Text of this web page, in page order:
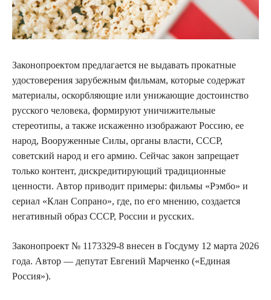
Законопроектом предлагается не выдавать прокатные
удостоверения зарубежным фильмам, которые содержат
материалы, оскорбляющие или унижающие достоинство
русского человека, формируют уничижительные
стереотипы, а также искаженно изображают Россию, ее
народ, Вооруженные Силы, органы власти, СССР,
советский народ и его армию. Сейчас закон запрещает
только контент, дискредитирующий традиционные
ценности. Автор приводит примеры: фильмы «Рэмбо» и
сериал «Клан Сопрано», где, по его мнению, создается
негативный образ СССР, России и русских.
Законопроект № 1173329-8 внесен в Госдуму 12 марта 2026
года. Автор — депутат Евгений Марченко («Единая
Россия»).